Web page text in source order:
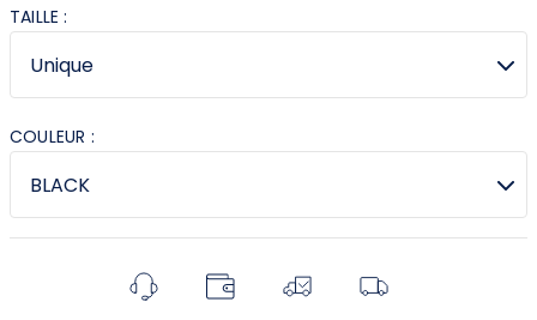
TAILLE :
COULEUR :